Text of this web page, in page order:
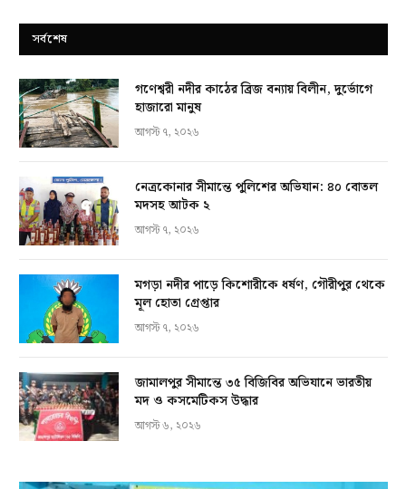
সর্বশেষ
গণেশ্বরী নদীর কাঠের ব্রিজ বন্যায় বিলীন, দুর্ভোগে
হাজারো মানুষ
আগস্ট ৭, ২০২৬
নেত্রকোনার সীমান্তে পুলিশের অভিযান: ৪০ বোতল
মদসহ আটক ২
আগস্ট ৭, ২০২৬
মগড়া নদীর পাড়ে কিশোরীকে ধর্ষণ, গৌরীপুর থেকে
মূল হোতা গ্রেপ্তার
আগস্ট ৭, ২০২৬
জামালপুর সীমান্তে ৩৫ বিজিবির অভিযানে ভারতীয়
মদ ও কসমেটিকস উদ্ধার
আগস্ট ৬, ২০২৬